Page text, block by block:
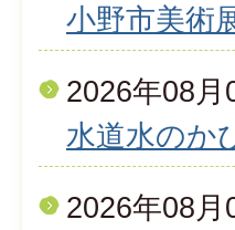
小野市美術
2026年08月
水道水のか
2026年08月